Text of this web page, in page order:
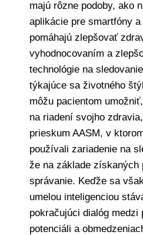
majú rôzne podoby, ako
aplikácie pre smartfóny
pomáhajú zlepšovať
vyhodnocovaním a
technológie na
týkajúce sa životného
môžu pacientom
na riadení svojho
prieskum AASM, v
používali zariadenie na
že na základe získaných
správanie. Keďže sa
umelou inteligenciou
pokračujúci dialóg medzi
potenciáli a